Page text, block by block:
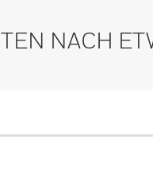
NACH